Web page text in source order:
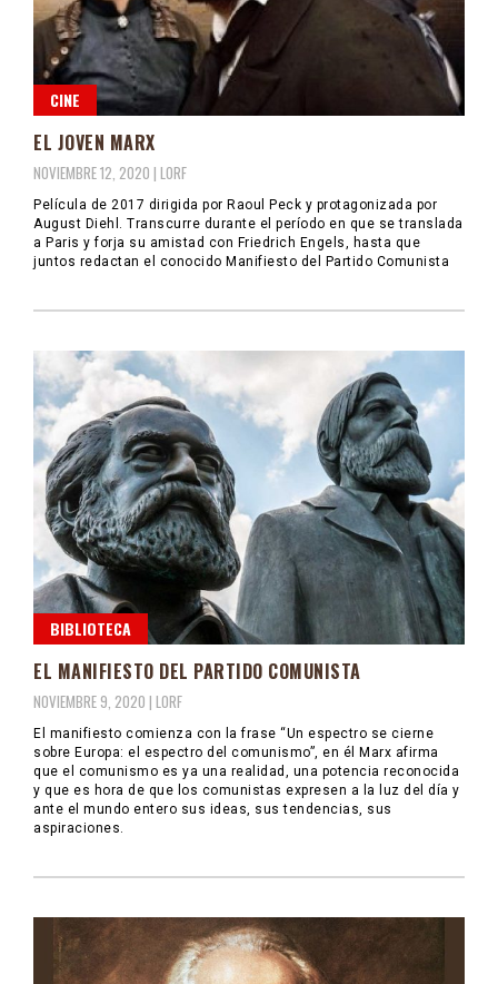
CINE
EL JOVEN MARX
NOVIEMBRE 12, 2020 | LORF
Película de 2017 dirigida por Raoul Peck y protagonizada por
August Diehl. Transcurre durante el período en que se translada
a Paris y forja su amistad con Friedrich Engels, hasta que
juntos redactan el conocido Manifiesto del Partido Comunista
BIBLIOTECA
EL MANIFIESTO DEL PARTIDO COMUNISTA
NOVIEMBRE 9, 2020 | LORF
El manifiesto comienza con la frase “Un espectro se cierne
sobre Europa: el espectro del comunismo”, en él Marx afirma
que el comunismo es ya una realidad, una potencia reconocida
y que es hora de que los comunistas expresen a la luz del día y
ante el mundo entero sus ideas, sus tendencias, sus
aspiraciones.